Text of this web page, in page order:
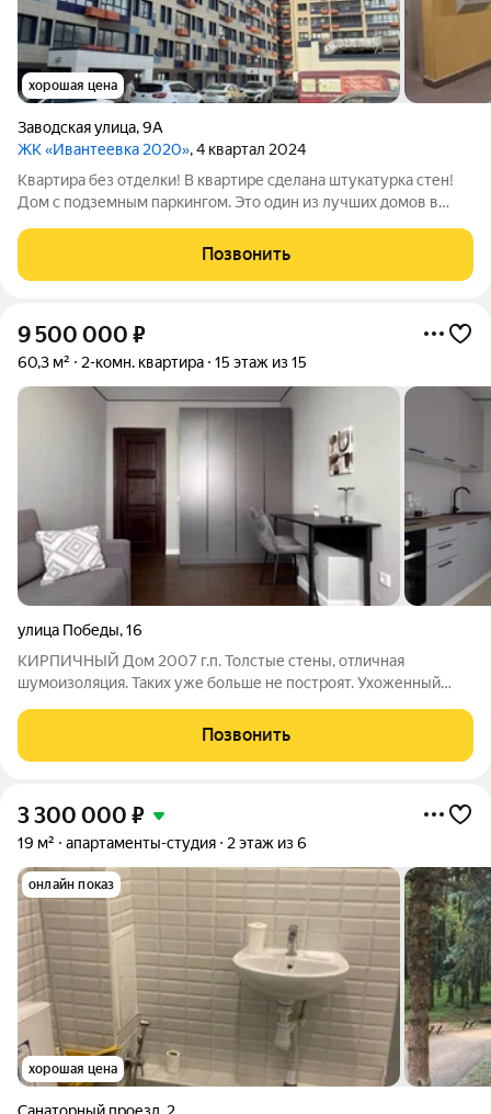
хорошая цена
Заводская улица,9А
ЖК «Ивантеевка 2020», 4 квартал 2024
Квартира без отделки! В квартире сделана штукатурка стен!
Дом с подземным паркингом. Это один из лучших домов в
Спортивный комплекс с Бассейном >> ЖД станция >>
Ивантеевский дендропарк >> Школа,
Позвонить
9 500 000 ₽
60,3 м² 2-комн. квартира 15 этаж из 15
улица Победы,16
КИРПИЧНЫЙ Дом 2007 г.п. Толстые стены, отличная
шумоизоляция. Таких уже больше не построят. Ухоженный
Парковка как во дворе так и в подземном паркинге, поэтому
можно всегда найти место для машины. С
Позвонить
3 300 000 ₽
19 м² апартаменты-студия 2 этаж из 6
онлайн показ
хорошая цена